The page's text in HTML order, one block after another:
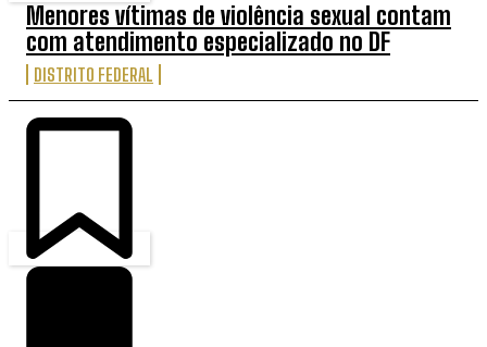
Menores vítimas de violência sexual contam
com atendimento especializado no DF
DISTRITO FEDERAL